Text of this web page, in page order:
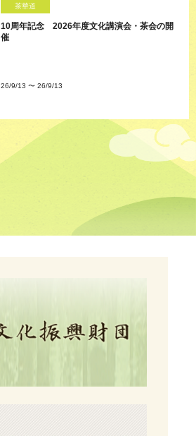
茶華道
10周年記念 2026年度文化講演会・茶会の開
催
26/9/13 〜 26/9/13